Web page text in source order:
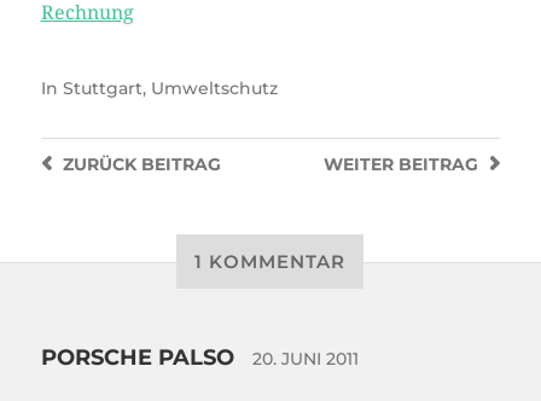
Rechnung
In Stuttgart, Umweltschutz
WEITER BEITRAG
ZURÜCKBEITRAG
1 KOMMENTAR
PORSCHE PALSO 20. JUNI 2011